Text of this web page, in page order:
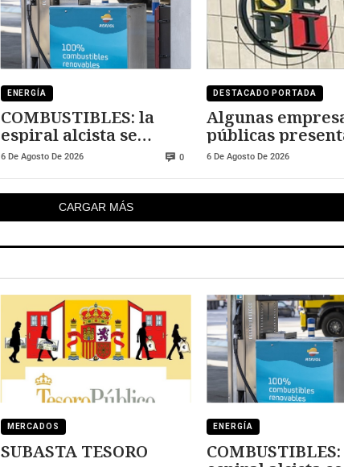
ENERGÍA
COMBUSTIBLES: la
espiral alcista se
mantiene
6 De Agosto De 2026 0
DESTACADO PORTADA
Algunas
públicas
deficiencias en los
directivos
6 De Agosto De 2026
CARGAR MÁS
MERCADOS
SUBASTA TESORO
ENERGÍA